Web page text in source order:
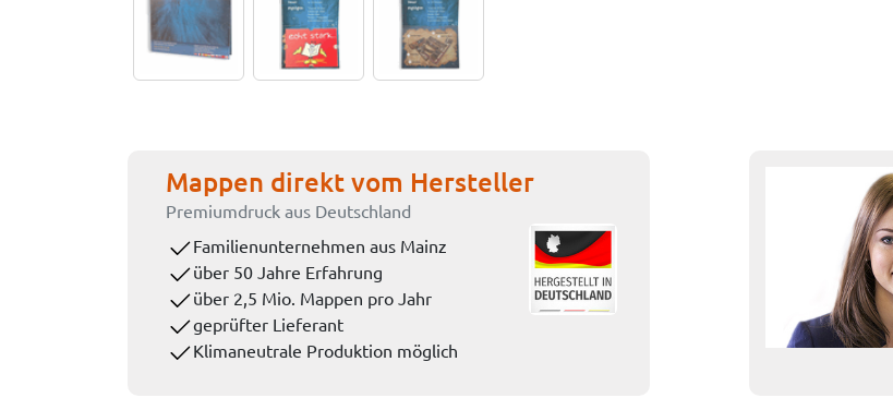
Mappen direkt vom Hersteller
Premiumdruck aus Deutschland
Familienunternehmen aus Mainz
über 50 Jahre Erfahrung
über 2,5 Mio. Mappen pro Jahr
geprüfter Lieferant
Klimaneutrale Produktion möglich